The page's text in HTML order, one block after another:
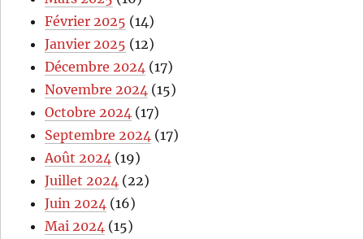
Février 2025 (14)
Janvier 2025 (12)
Décembre 2024 (17)
Novembre 2024 (15)
Octobre 2024 (17)
Septembre 2024 (17)
Août 2024 (19)
Juillet 2024 (22)
Juin 2024 (16)
Mai 2024 (15)